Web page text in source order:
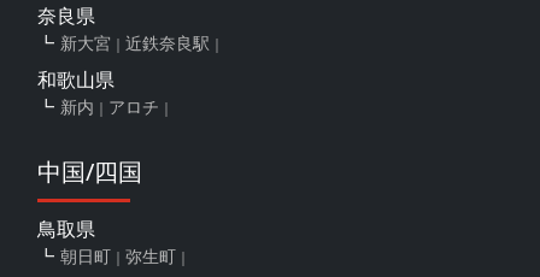
奈良県
新大宮 近鉄奈良駅
和歌山県
新内 アロチ
中国/四国
鳥取県
朝日町 弥生町